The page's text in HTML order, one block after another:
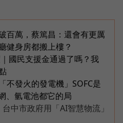
百萬，蔡篤昌：還會有更厲
健身房都搬上樓？
國民支援金通過了嗎？我
不發火的發電機」SOFC是
、氫電池都它的局
中市政府用「AI智慧物流」